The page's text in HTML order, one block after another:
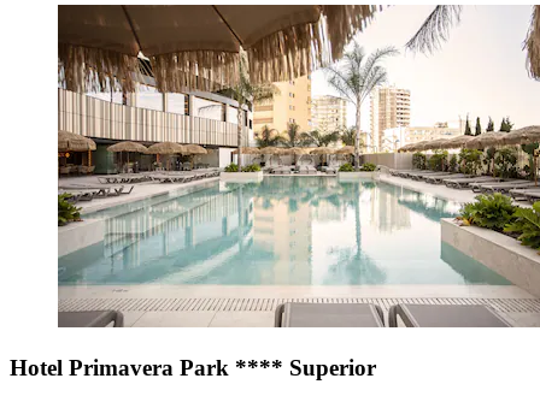
Hotel Primavera Park **** Superior